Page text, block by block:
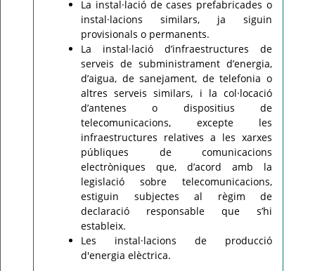
La instal·lació de cases prefabricades o
instal·lacions similars, ja siguin
provisionals o permanents.
La instal·lació d’infraestructures de
serveis de subministrament d’energia,
d’aigua, de sanejament, de telefonia o
altres serveis similars, i la col·locació
d’antenes o dispositius de
telecomunicacions, excepte les
infraestructures relatives a les xarxes
públiques de comunicacions
electròniques que, d’acord amb la
legislació sobre telecomunicacions,
estiguin subjectes al règim de
declaració responsable que s’hi
estableix.
Les instal·lacions de producció
d'energia elèctrica.